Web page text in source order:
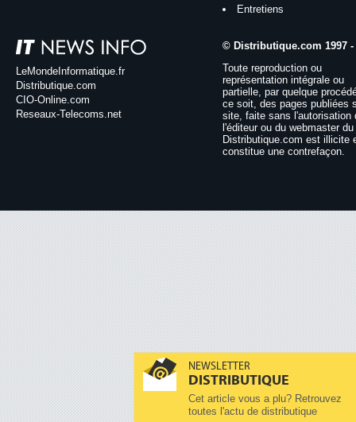
NEWSLETTER
DISTRIBUTIQUE
Cet article vous a plu? Retrouvez
toutes l'actu de distributique
Entretiens
LeMondeInformatique.fr
Distributique.com
CIO-Online.com
Reseaux-Telecoms.net
© Distributique.com 1997 -
Toute reproduction ou
représentation intégrale ou
partielle, par quelque
ce soit, des pages publiées
site, faite sans l'autorisation
l'éditeur ou du webmaster
Distributique.com est illicite
constitue une contrefaçon.